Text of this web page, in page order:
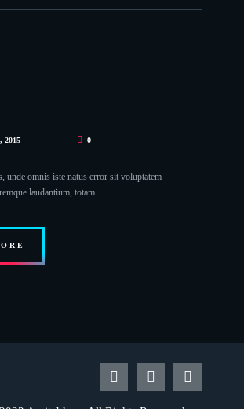
2015 0
unde omnis iste natus error sit voluptatem
laudantium, totam